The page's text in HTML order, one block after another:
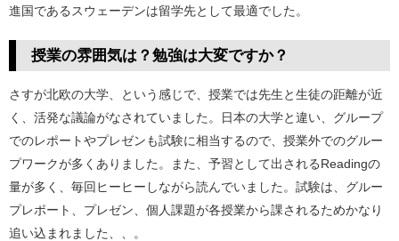
進国であるスウェーデンは留学先として最適でした。
授業の雰囲気は？勉強は大変ですか？
さすが北欧の大学、という感じで、授業では先生と生徒の距離が近
く、活発な議論がなされていました。日本の大学と違い、グループ
でのレポートやプレゼンも試験に相当するので、授業外でのグルー
プワークが多くありました。また、予習として出されるReadingの
量が多く、毎回ヒーヒーしながら読んでいました。試験は、グルー
プレポート、プレゼン、個人課題が各授業から課されるためかなり
追い込まれました、、。